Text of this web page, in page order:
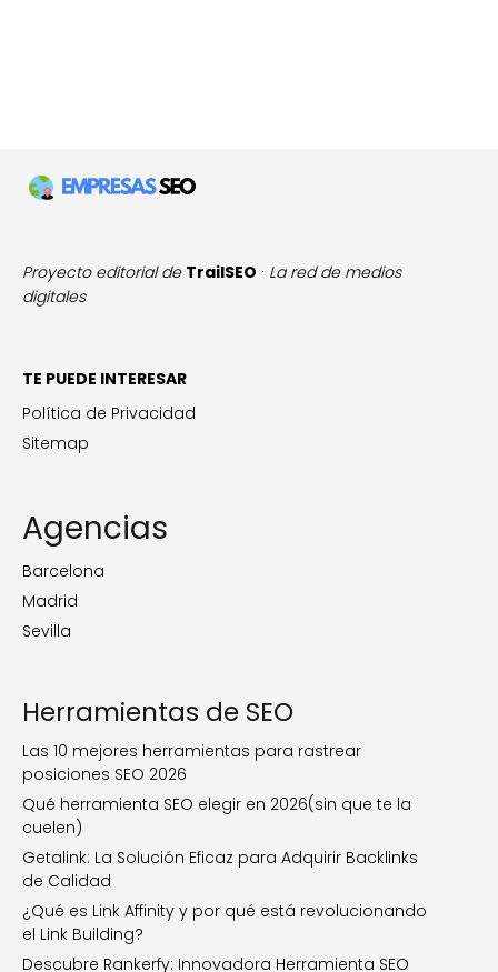
Proyecto editorial de TrailSEO · La red de medios
digitales
TE PUEDE INTERESAR
Política de Privacidad
Sitemap
Agencias
Barcelona
Madrid
Sevilla
Herramientas de SEO
Las 10 mejores herramientas para rastrear
posiciones SEO 2026
Qué herramienta SEO elegir en 2026(sin que te la
cuelen)
Getalink: La Solución Eficaz para Adquirir Backlinks
de Calidad
¿Qué es Link Affinity y por qué está revolucionando
el Link Building?
Descubre Rankerfy: Innovadora Herramienta SEO